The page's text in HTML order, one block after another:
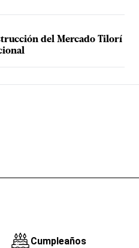
del Mercado Tilorí
Cumpleaños